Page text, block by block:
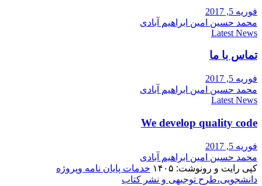
فوریه 5, 2017
محمد حسین امین ابراهیم آبادی
Latest News
تماس با ما
فوریه 5, 2017
محمد حسین امین ابراهیم آبادی
Latest News
We develop quality code
فوریه 5, 2017
محمد حسین امین ابراهیم آبادی
کپی رایت و رونوشت: ۱۴۰۵
خدمات پایان نامه وپروژه
دانشجویی،طرح توجیهی و نشر کتاب